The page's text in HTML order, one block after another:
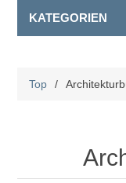
KATEGORIEN
Top /